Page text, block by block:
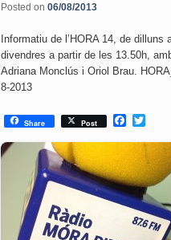
Posted on 06/08/2013
Informatiu de l’HORA 14, de dilluns
divendres a partir de les 13.50h,
Adriana Monclús i Oriol Brau.
8-2013
Share Post
F
c
b
o
o
k
T
i
t
t
e
r